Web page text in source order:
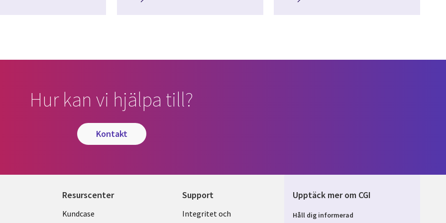
Hur kan vi hjälpa till?
kontakt
Resurscenter
Library
Kundcase
Support
Legal
Integritet och
Upptäck mer om CGI
Håll dig informerad